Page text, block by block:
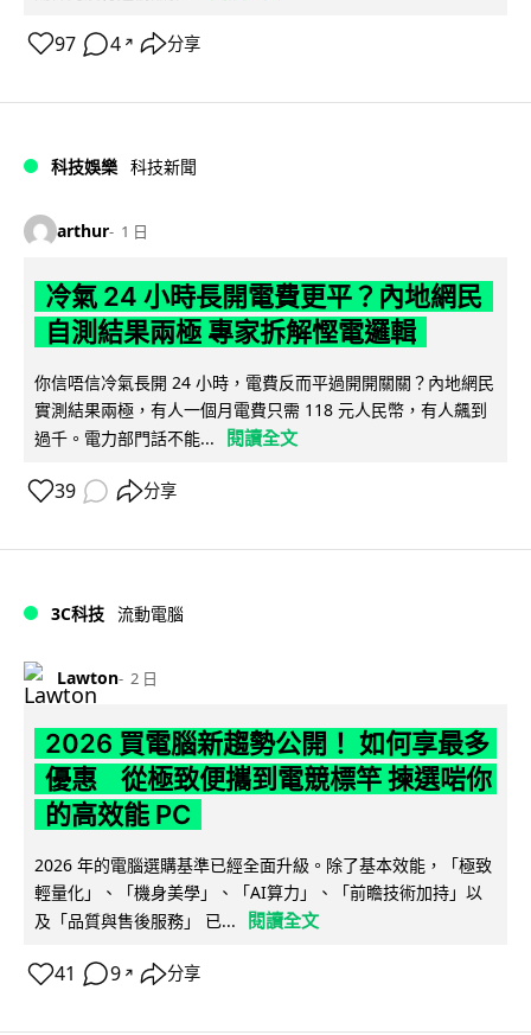
97 4 ↗ 分享
科技娛樂 科技新聞
arthur 1 日
冷氣 24 小時長開電費更平？內地網民
自測結果兩極 專家拆解慳電邏輯
你信唔信冷氣長開 24 小時，電費反而平過開開關關？內地網民
實測結果兩極，有人一個月電費只需 118 元人民幣，有人飆到
過千。電力部門話不能...
閱讀全文
39 分享
3C科技 流動電腦
Lawton 2 日
2026 買電腦新趨勢公開！ 如何享最多
優惠 從極致便攜到電競標竿 揀選啱你
的高效能 PC
2026 年的電腦選購基準已經全面升級。除了基本效能，「極致
輕量化」、「機身美學」、「AI算力」、「前瞻技術加持」以
及「品質與售後服務」 已...
閱讀全文
41 9 ↗ 分享